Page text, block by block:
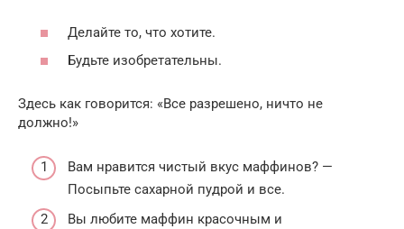
Делайте то, что хотите.
Будьте изобретательны.
Здесь как говорится: «Все разрешено, ничто не
должно!»
Вам нравится чистый вкус маффинов? —
Посыпьте сахарной пудрой и все.
Вы любите маффин красочным и